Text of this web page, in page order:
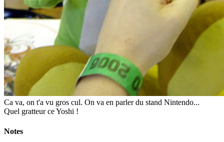
Ca va, on t'a vu gros cul. On va en parler du stand Nintendo...
Quel gratteur ce Yoshi !
Notes